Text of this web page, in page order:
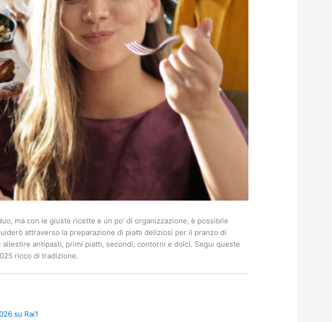
ma con le giuste ricette e un po’ di organizzazione, è possibile
attraverso la preparazione di piatti deliziosi per il pranzo di
antipasti, primi piatti, secondi, contorni e dolci. Segui queste
ricco di tradizione.
su Rai1